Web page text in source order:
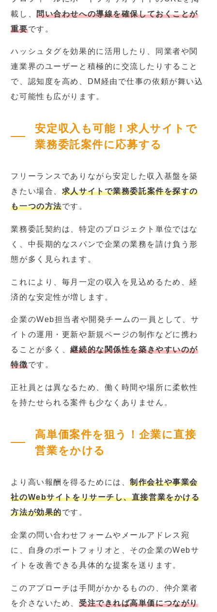
載し、問い合わせへの導線を確保しておくことが
重要です。
ハッシュタグを効果的に活用したり、同業者や関
連業界のユーザーと積極的に交流したりすること
で、認知度を高め、DM経由で仕事の依頼が舞い込
む可能性も広がります。
安定収入も可能！求人サイトで
業務委託案件に応募する
フリーランスでありながら安定した収入基盤を築
きたい場合、 求人サイトで業務委託案件を探すの
も一つの方法です。
業務委託契約は、特定のプロジェクト単位ではな
く、中長期的なスパンで企業の業務を請け負う形
態が多く見られます。
これにより、毎月一定の収入を見込めるため、経
済的な安定性が増します。
企業のWeb担当者や開発チームの一員として、サ
イトの運用・更新や新規ページの制作などに携わ
ることが多く、継続的な関係性を築きやすいのが
特徴です。
正社員とは異なるため、働く時間や場所に柔軟性
を持たせられる案件も少なくありません。
高単価案件を狙う！企業に直接
営業をかける
より高い報酬を得るためには、制作会社や事業会
社のWebサイトをリサーチし、直接営業をかける
方法が効果的です。
企業の問い合わせフォームやメールアドレス宛
に、自身のポートフォリオと、その企業のWebサ
イトを改善できる具体的な提案を送ります。
このアプローチは手間がかかるものの、仲介業者
を介さないため、 受注できれば高単価につながり